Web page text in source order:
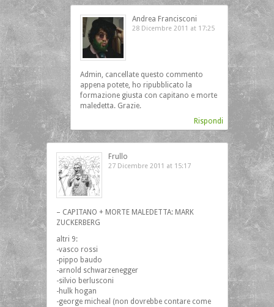
Andrea Francisconi
28 Dicembre 2011 at 17:25
Admin, cancellate questo commento
appena potete, ho ripubblicato la
formazione giusta con capitano e morte
maledetta. Grazie.
Rispondi
Frullo
27 Dicembre 2011 at 15:17
– CAPITANO + MORTE MALEDETTA: MARK
ZUCKERBERG
altri 9:
-vasco rossi
-pippo baudo
-arnold schwarzenegger
-silvio berlusconi
-hulk hogan
-george micheal (non dovrebbe contare come